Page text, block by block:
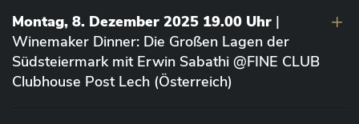
Montag, 8. Dezember 2025 19.00 Uhr |
Winemaker Dinner: Die Großen Lagen der
Südsteiermark mit Erwin Sabathi @FINE CLUB
Clubhouse Post Lech (Österreich)